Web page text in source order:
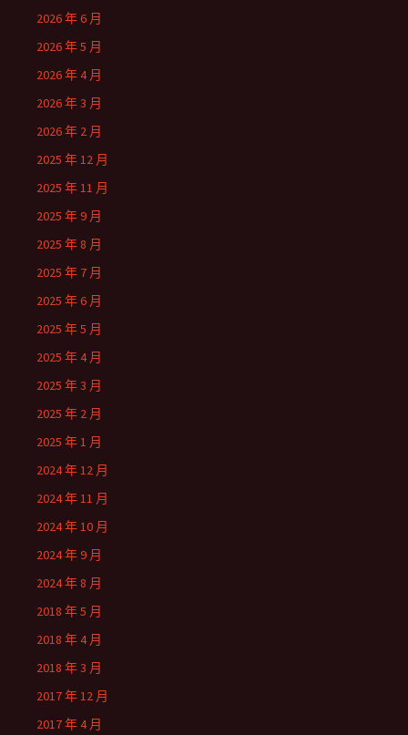
2026 年 6 月
2026 年 5 月
2026 年 4 月
2026 年 3 月
2026 年 2 月
2025 年 12 月
2025 年 11 月
2025 年 9 月
2025 年 8 月
2025 年 7 月
2025 年 6 月
2025 年 5 月
2025 年 4 月
2025 年 3 月
2025 年 2 月
2025 年 1 月
2024 年 12 月
2024 年 11 月
2024 年 10 月
2024 年 9 月
2024 年 8 月
2018 年 5 月
2018 年 4 月
2018 年 3 月
2017 年 12 月
2017 年 4 月